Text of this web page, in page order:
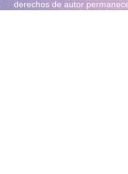
derechos de autor